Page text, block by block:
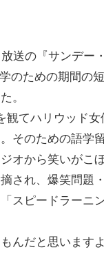
送の『サンデー・
のための期間の
。
てハリウッド女
そのための語学
オから笑いがこ
され、爆笑問題
スピードラーニ
んだと思います